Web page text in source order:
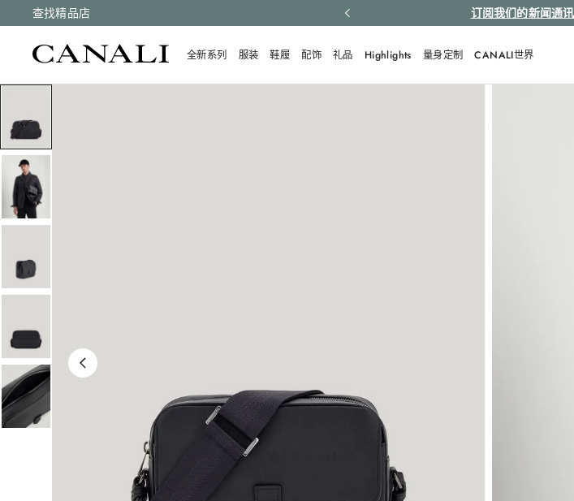
查找精品店
订单均享受快速配送和免费退货。 订阅我们的新闻通讯
全新系列 服装 鞋履 配饰 礼品 Highlights 量身定制 CANALI世界